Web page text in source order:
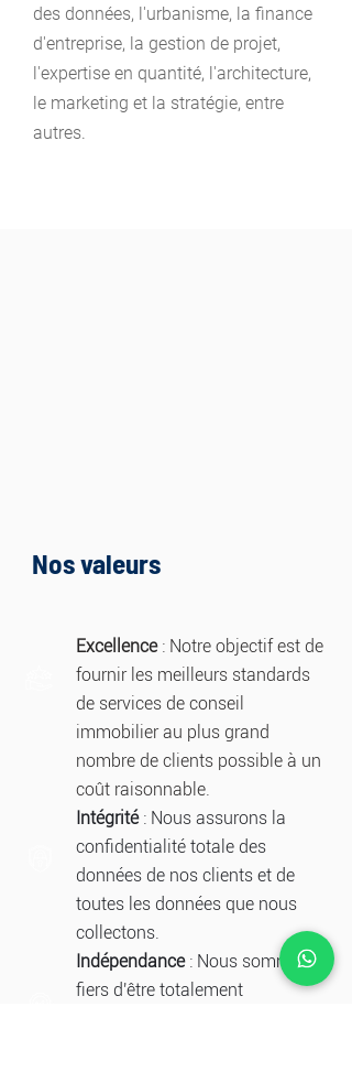
des données, l'urbanisme, la finance
d'entreprise, la gestion de projet,
l'expertise en quantité, l'architecture,
le marketing et la stratégie, entre
autres.
Nos valeurs
Excellence: Notre objectif est de
fournir les meilleurs standards
de services de conseil
immobilier au plus grand
nombre de clients possible à un
coût raisonnable.
Intégrité: Nous assurons la
confidentialité totale des
données de nos clients et de
toutes les données que nous
collectons.
Indépendance: Nous sommes
fiers d'être totalement